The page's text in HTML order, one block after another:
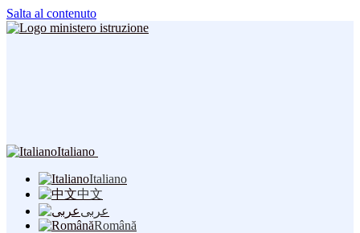
Salta al contenuto
Italiano
Italiano
中文
عربى
Română